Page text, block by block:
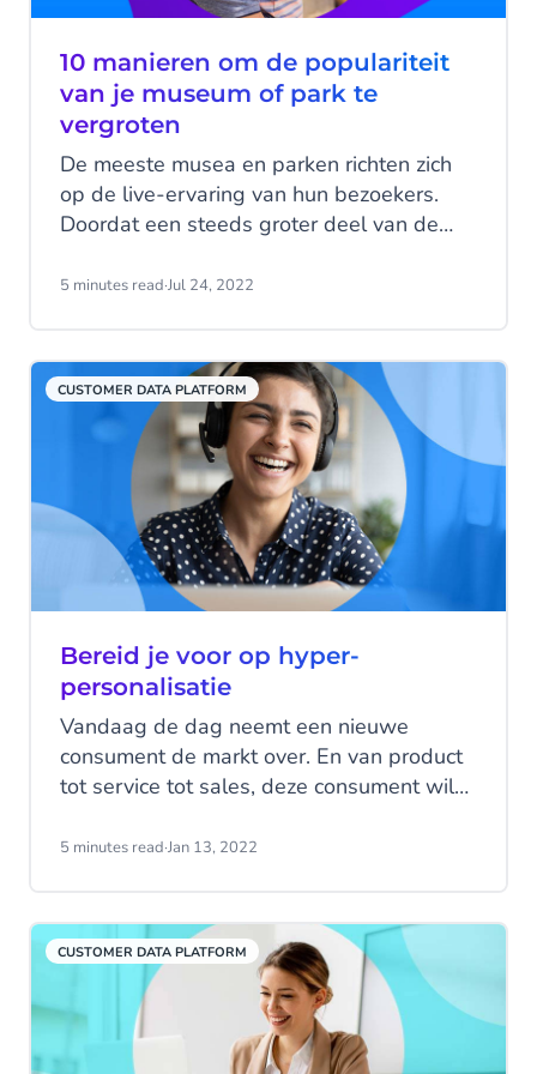
10 manieren om de populariteit
van je museum of park te
vergroten
De meeste musea en parken richten zich
op de live-ervaring van hun bezoekers.
Doordat een steeds groter deel van de
(Millennials en Gen Z) wordt de mobiele
het moment om mogelijkheden te
onderzoeken om nieuwe
bezoekersstromen aan te trekken. Het
omarmen van technologie is de sleutel
hiervoor. Ontdek hier 10 manieren om dat
te doen.
5 minutes read·Jul 24, 2022
CUSTOMER DATA PLATFORM
Bereid je voor op hyper-
personalisatie
Vandaag de dag neemt een nieuwe
consument de markt over. En van product
tot service tot sales, deze consument wil
5 minutes read·Jan 13, 2022
CUSTOMER DATA PLATFORM